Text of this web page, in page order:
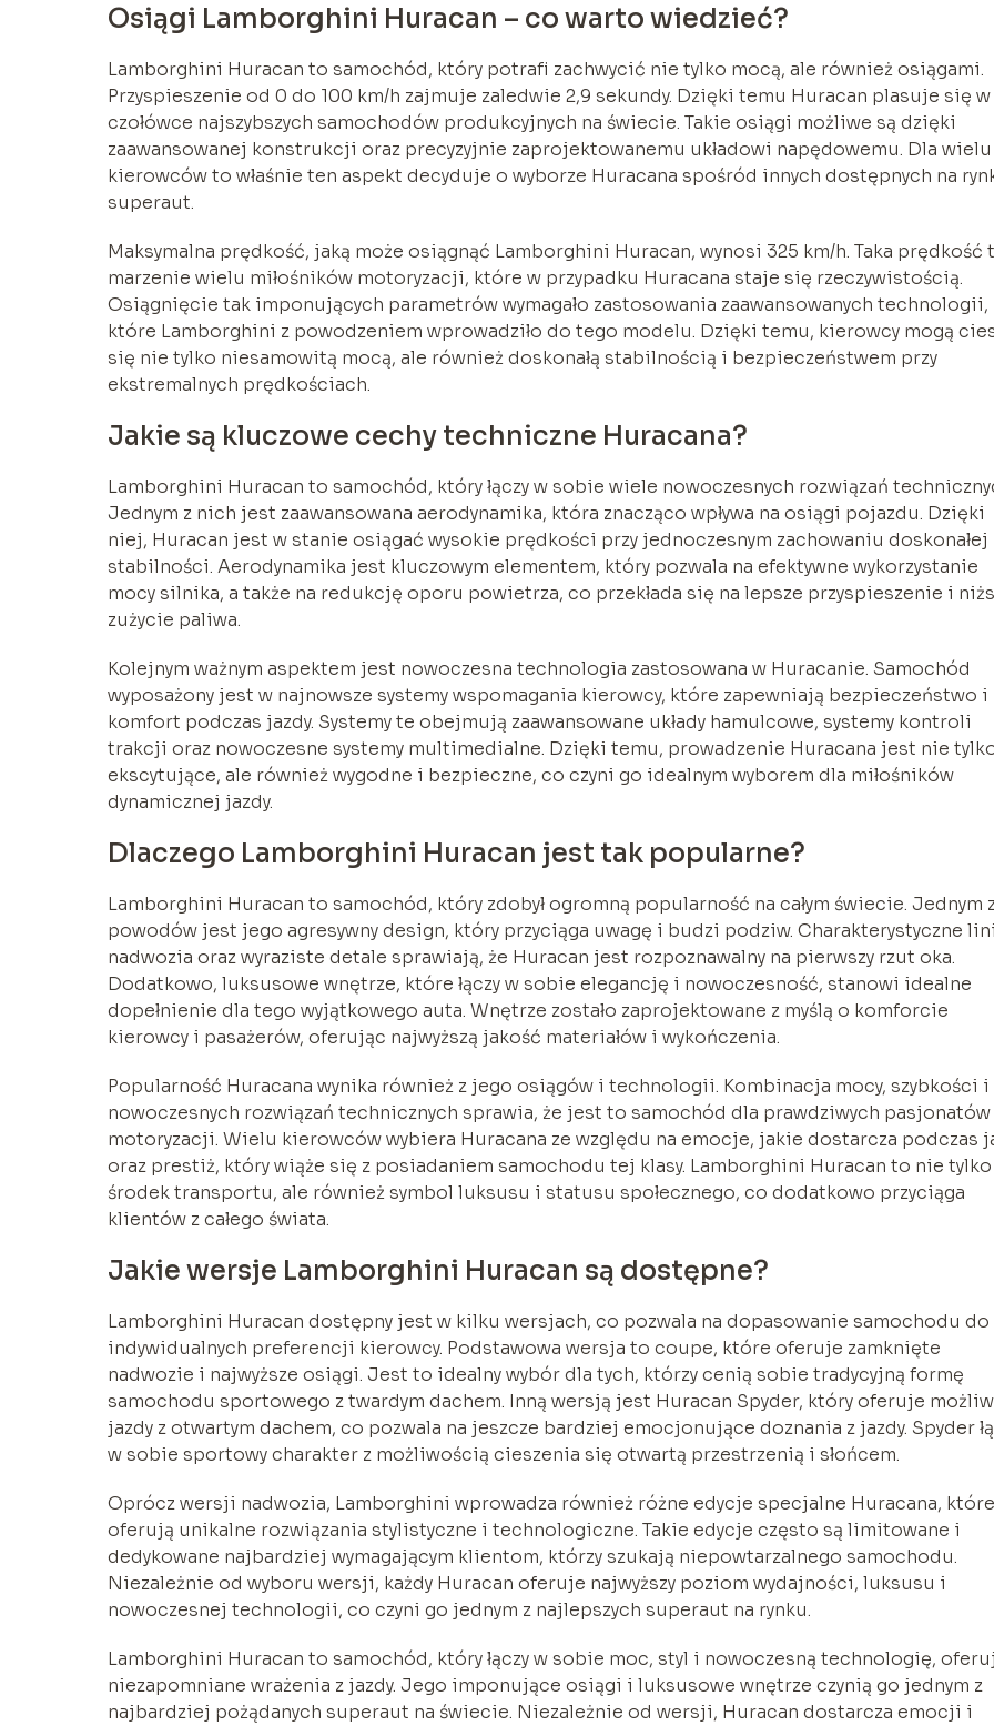
Osiągi Lamborghini Huracan – co warto wiedzieć?
Lamborghini Huracan to samochód, który potrafi zachwycić nie tylko mocą, ale również osiągami.
Przyspieszenie od 0 do 100 km/h zajmuje zaledwie 2,9 sekundy. Dzięki temu Huracan plasuje się w
czołówce najszybszych samochodów produkcyjnych na świecie. Takie osiągi możliwe są dzięki
zaawansowanej konstrukcji oraz precyzyjnie zaprojektowanemu układowi napędowemu. Dla wielu
kierowców to właśnie ten aspekt decyduje o wyborze Huracana spośród innych dostępnych na
superaut.
Maksymalna prędkość, jaką może osiągnąć Lamborghini Huracan, wynosi 325 km/h. Taka prędkość
marzenie wielu miłośników motoryzacji, które w przypadku Huracana staje się rzeczywistością.
Osiągnięcie tak imponujących parametrów wymagało zastosowania zaawansowanych technologii,
które Lamborghini z powodzeniem wprowadziło do tego modelu. Dzięki temu, kierowcy mogą
się nie tylko niesamowitą mocą, ale również doskonałą stabilnością i bezpieczeństwem przy
ekstremalnych prędkościach.
Jakie są kluczowe cechy techniczne Huracana?
Lamborghini Huracan to samochód, który łączy w sobie wiele nowoczesnych rozwiązań
Jednym z nich jest zaawansowana aerodynamika, która znacząco wpływa na osiągi pojazdu. Dzięki
niej, Huracan jest w stanie osiągać wysokie prędkości przy jednoczesnym zachowaniu doskonałej
stabilności. Aerodynamika jest kluczowym elementem, który pozwala na efektywne wykorzystanie
mocy silnika, a także na redukcję oporu powietrza, co przekłada się na lepsze przyspieszenie i
zużycie paliwa.
Kolejnym ważnym aspektem jest nowoczesna technologia zastosowana w Huracanie. Samochód
wyposażony jest w najnowsze systemy wspomagania kierowcy, które zapewniają bezpieczeństwo i
komfort podczas jazdy. Systemy te obejmują zaawansowane układy hamulcowe, systemy kontroli
trakcji oraz nowoczesne systemy multimedialne. Dzięki temu, prowadzenie Huracana jest nie
ekscytujące, ale również wygodne i bezpieczne, co czyni go idealnym wyborem dla miłośników
dynamicznej jazdy.
Dlaczego Lamborghini Huracan jest tak popularne?
Lamborghini Huracan to samochód, który zdobył ogromną popularność na całym świecie. Jednym
powodów jest jego agresywny design, który przyciąga uwagę i budzi podziw. Charakterystyczne
nadwozia oraz wyraziste detale sprawiają, że Huracan jest rozpoznawalny na pierwszy rzut oka.
Dodatkowo, luksusowe wnętrze, które łączy w sobie elegancję i nowoczesność, stanowi idealne
dopełnienie dla tego wyjątkowego auta. Wnętrze zostało zaprojektowane z myślą o komforcie
kierowcy i pasażerów, oferując najwyższą jakość materiałów i wykończenia.
Popularność Huracana wynika również z jego osiągów i technologii. Kombinacja mocy, szybkości i
nowoczesnych rozwiązań technicznych sprawia, że jest to samochód dla prawdziwych pasjonatów
motoryzacji. Wielu kierowców wybiera Huracana ze względu na emocje, jakie dostarcza podczas
oraz prestiż, który wiąże się z posiadaniem samochodu tej klasy. Lamborghini Huracan to nie tylko
środek transportu, ale również symbol luksusu i statusu społecznego, co dodatkowo przyciąga
klientów z całego świata.
Jakie wersje Lamborghini Huracan są dostępne?
Lamborghini Huracan dostępny jest w kilku wersjach, co pozwala na dopasowanie samochodu do
indywidualnych preferencji kierowcy. Podstawowa wersja to coupe, które oferuje zamknięte
nadwozie i najwyższe osiągi. Jest to idealny wybór dla tych, którzy cenią sobie tradycyjną formę
samochodu sportowego z twardym dachem. Inną wersją jest Huracan Spyder, który oferuje
jazdy z otwartym dachem, co pozwala na jeszcze bardziej emocjonujące doznania z jazdy. Spyder
w sobie sportowy charakter z możliwością cieszenia się otwartą przestrzenią i słońcem.
Oprócz wersji nadwozia, Lamborghini wprowadza również różne edycje specjalne Huracana, które
oferują unikalne rozwiązania stylistyczne i technologiczne. Takie edycje często są limitowane i
dedykowane najbardziej wymagającym klientom, którzy szukają niepowtarzalnego samochodu.
Niezależnie od wyboru wersji, każdy Huracan oferuje najwyższy poziom wydajności, luksusu i
nowoczesnej technologii, co czyni go jednym z najlepszych superaut na rynku.
Lamborghini Huracan to samochód, który łączy w sobie moc, styl i nowoczesną technologię,
niezapomniane wrażenia z jazdy. Jego imponujące osiągi i luksusowe wnętrze czynią go jednym z
najbardziej pożądanych superaut na świecie. Niezależnie od wersji, Huracan dostarcza emocji i